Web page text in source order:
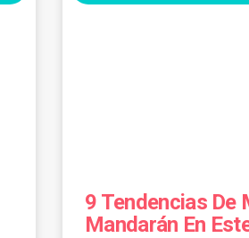
9 Tendencias De
Mandarán En